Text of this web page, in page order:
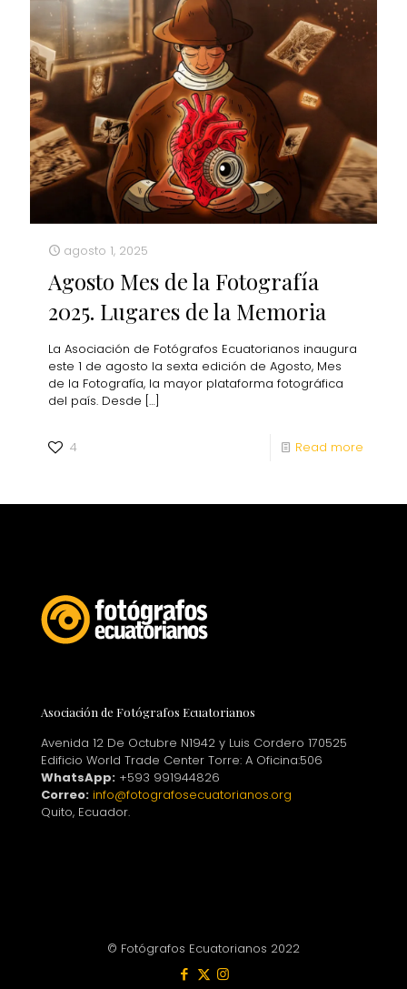
agosto 1, 2025
Agosto Mes de la Fotografía
2025. Lugares de la Memoria
La Asociación de Fotógrafos Ecuatorianos inaugura
este 1 de agosto la sexta edición de Agosto, Mes
de la Fotografía, la mayor plataforma fotográfica
del país. Desde […]
4 Read more
Asociación de Fotógrafos Ecuatorianos
Avenida 12 De Octubre N1942 y Luis Cordero 170525
Edificio World Trade Center Torre: A Oficina:506
WhatsApp: +593 991944826
Correo: info@fotografosecuatorianos.org
Quito, Ecuador.
© Fotógrafos Ecuatorianos 2022